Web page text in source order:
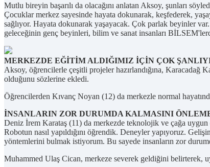
Mutlu bireyin başarılı da olacağını anlatan Aksoy, şunları
Çocuklar merkez sayesinde hayata dokunarak, keşfederek,
sağlıyor. Hayata dokunarak yaşayacak. Çok parlak beyinler
geleceğinin genç beyinleri, bilim ve sanat insanları
MERKEZDE EĞİTİM ALDIĞIMIZ İÇİN ÇOK
Aksoy, öğrencilerle çeşitli projeler hazırlandığına,
olduğunu sözlerine ekledi.
Öğrencilerden Kıvanç Noyan (12) da merkezle normal
İNSANLARIN ZOR DURUMDA KALMASINI
Deniz İrem Karataş (11) da merkezde teknolojik ve çağa
Robotun nasıl yapıldığını öğrendik. Deneyler yapıyoruz.
yöntemlerini bulmak istiyorum. Bu sayede insanların zor
Muhammed Ulaş Cican, merkeze severek geldiğini belirterek,